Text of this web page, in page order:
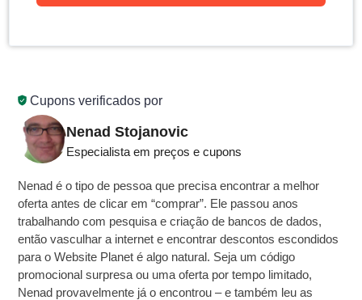
Cupons verificados por
Nenad Stojanovic
Especialista em preços e cupons
Nenad é o tipo de pessoa que precisa encontrar a melhor
oferta antes de clicar em “comprar”. Ele passou anos
trabalhando com pesquisa e criação de bancos de dados,
então vasculhar a internet e encontrar descontos escondidos
para o Website Planet é algo natural. Seja um código
promocional surpresa ou uma oferta por tempo limitado,
Nenad provavelmente já o encontrou – e também leu as